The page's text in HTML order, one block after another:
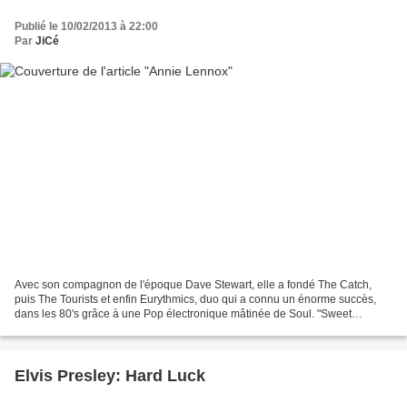
Publié le 10/02/2013 à 22:00
Par JiCé
Avec son compagnon de l'époque Dave Stewart, elle a fondé The Catch,
puis The Tourists et enfin Eurythmics, duo qui a connu un énorme succès,
dans les 80's grâce à une Pop électronique mâtinée de Soul. "Sweet
Elvis Presley: Hard Luck